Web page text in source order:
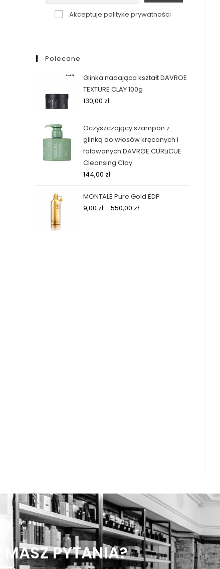
Akceptuje polityke prywatności
Polecane
Glinka nadająca kształt DAVROE
TEXTURE CLAY 100g
130,00 zł
Oczyszczający szampon z
glinką do włosów kręconych i
falowanych DAVROE CURLiCUE
Cleansing Clay
144,00 zł
MONTALE Pure Gold EDP
9,00 zł – 550,00 zł
MASZ PYTANIA?